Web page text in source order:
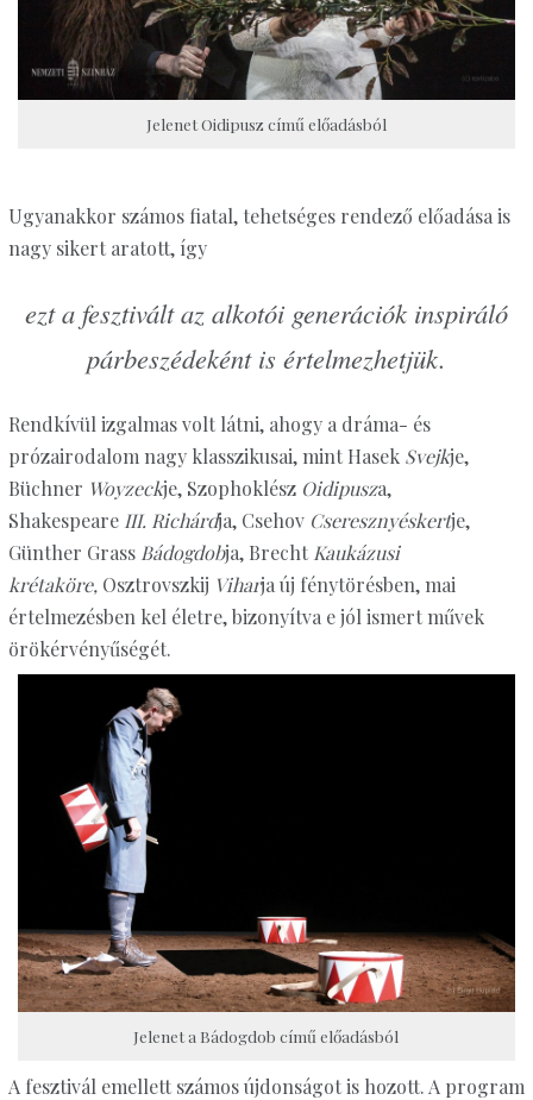
Jelenet Oidipusz című előadásból
Ugyanakkor számos fiatal, tehetséges rendező előadása is
nagy sikert aratott, így
ezt a fesztivált az alkotói generációk inspiráló
párbeszédeként is értelmezhetjük.
Rendkívül izgalmas volt látni, ahogy a dráma- és
prózairodalom nagy klasszikusai, mint Hasek Svejkje,
Büchner Woyzeckje, Szophoklész Oidipusza,
Shakespeare III. Richárdja, Csehov Cseresznyéskertje,
Günther Grass Bádogdobja, Brecht Kaukázusi
krétaköre, Osztrovszkij Viharja új fénytörésben, mai
értelmezésben kel életre, bizonyítva e jól ismert művek
örökérvényűségét.
Jelenet a Bádogdob című előadásból
A fesztivál emellett számos újdonságot is hozott. A program